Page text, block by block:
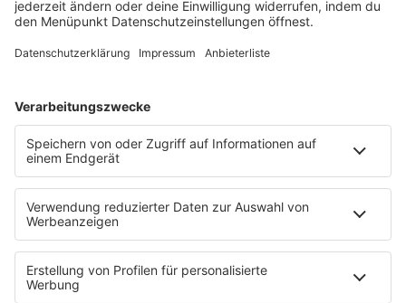
Kennenlernen und Netzwerken einlädt.
Teilnahmemöglichkeiten
Komm Spontan!
Buche dir rein ein kostenfreies Ticket
Bewirb dich mit Profil bei den teilnehmenden
Unternehmen vor und erhalte
Standeinladungen zum Messetag
Service wird ab ca. 6 Wochen vor der Messe